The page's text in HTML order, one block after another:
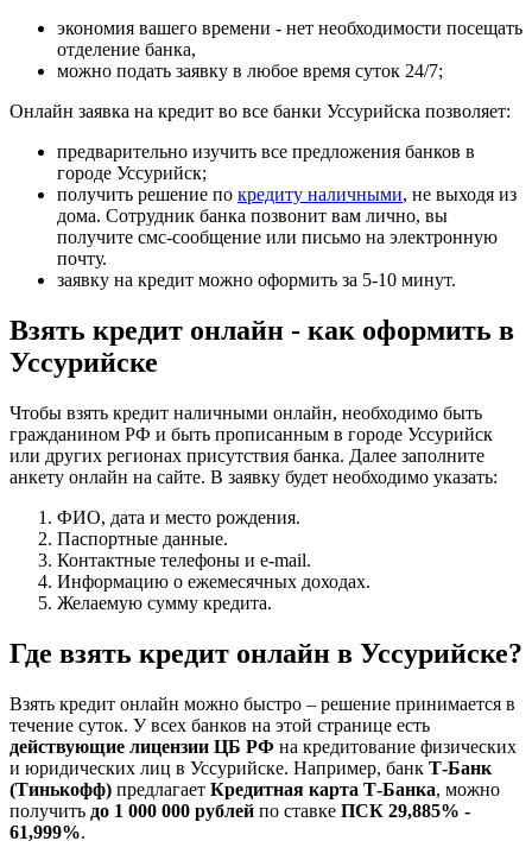
экономия вашего времени - нет необходимости посещать
отделение банка,
можно подать заявку в любое время суток 24/7;
Онлайн заявка на кредит во все банки Уссурийска позволяет:
предварительно изучить все предложения банков в
городе Уссурийск;
получить решение по кредиту наличными, не выходя из
дома. Сотрудник банка позвонит вам лично, вы
получите смс-сообщение или письмо на электронную
почту.
заявку на кредит можно оформить за 5-10 минут.
Взять кредит онлайн - как оформить в
Уссурийске
Чтобы взять кредит наличными онлайн, необходимо быть
гражданином РФ и быть прописанным в городе Уссурийск
или других регионах присутствия банка. Далее заполните
анкету онлайн на сайте. В заявку будет необходимо указать:
ФИО, дата и место рождения.
Паспортные данные.
Контактные телефоны и e-mail.
Информацию о ежемесячных доходах.
Желаемую сумму кредита.
Где взять кредит онлайн в Уссурийске?
Взять кредит онлайн можно быстро – решение принимается в
течение суток. У всех банков на этой странице есть
действующие лицензии ЦБ РФ на кредитование физических
и юридических лиц в Уссурийске. Например, банк Т-Банк
(Тинькофф) предлагает Кредитная карта Т-Банка, можно
получить до 1 000 000 рублей по ставке ПСК 29,885% -
61,999%.